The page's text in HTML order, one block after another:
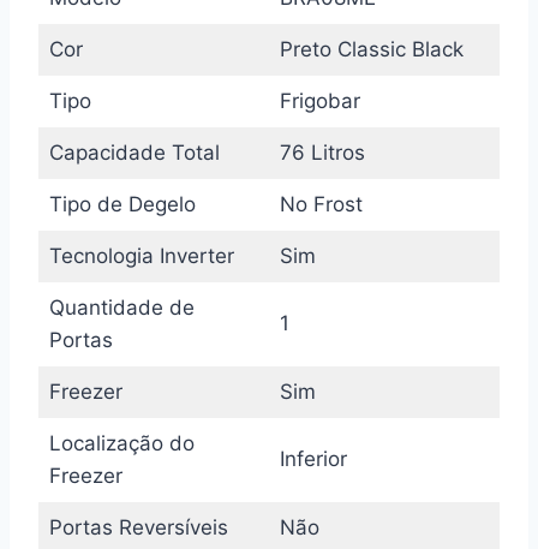
Cor Preto Classic Black
Tipo Frigobar
Capacidade Total 76 Litros
Tipo de Degelo No Frost
Tecnologia Inverter Sim
Quantidade de
Portas
1
Freezer Sim
Localização do
Freezer
Inferior
Portas Reversíveis Não